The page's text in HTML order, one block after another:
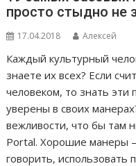
просто стыдно не
17.04.2018 Алексей
Каждый культурный
знаете их всех? Если
человеком, то знать эти
уверены в своих
вежливости, что бы там
Portal. Хорошие манеры
говорить, использовать